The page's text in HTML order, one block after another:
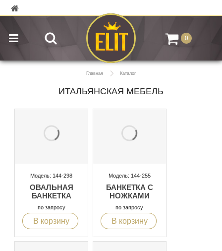
0
Главная Каталог
ИТАЛЬЯНСКАЯ МЕБЕЛЬ
Модель: 144-298
ОВАЛЬНАЯ
БАНКЕТКА
по запросу
В корзину
Модель: 144-255
БАНКЕТКА С
НОЖКАМИ
по запросу
В корзину